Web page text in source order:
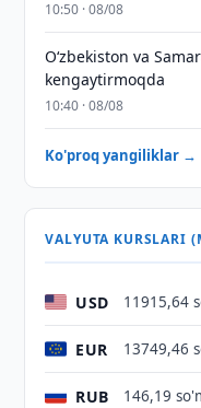
10:50 · 08/08
Oʻzbekiston va
kengaytirmoqda
10:40 · 08/08
Ko'proq yangiliklar →
VALYUTA KURSLARI
USD 11915,64
EUR 13749,46
RUB 146,19